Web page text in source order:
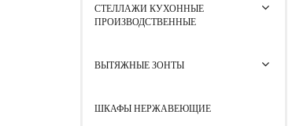
СТЕЛЛАЖИ КУХОННЫЕ
ПРОИЗВОДСТВЕННЫЕ
ВЫТЯЖНЫЕ ЗОНТЫ
ШКАФЫ НЕРЖАВЕЮЩИЕ